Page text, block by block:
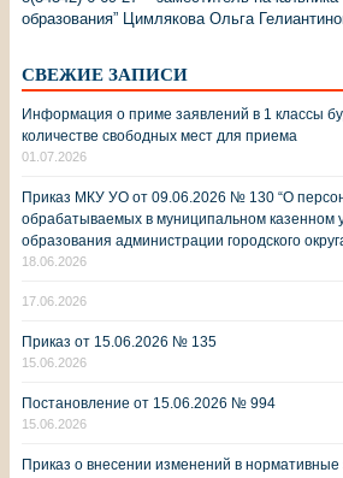
образования” Цимлякова Ольга
СВЕЖИЕ ЗАПИСИ
Информация о приме заявлений в 1 классы
количестве свободных мест для приема
01.07.2026
Приказ МКУ УО от 09.06.2026 № 130 “О
обрабатываемых в муниципальном казенном
образования администрации городского
18.06.2026
17.06.2026
Приказ от 15.06.2026 № 135
15.06.2026
Постановление от 15.06.2026 № 994
15.06.2026
Приказ о внесении изменений в нормативные